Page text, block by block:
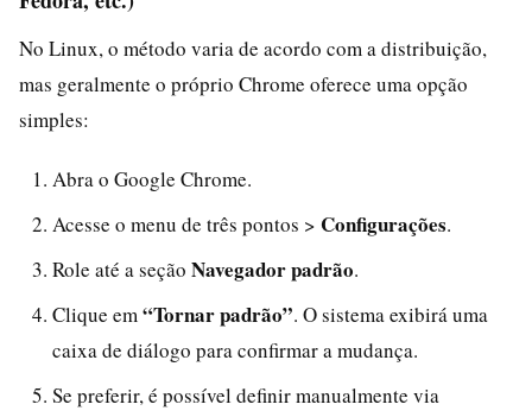
No Linux, o método varia de acordo com a distribuição,
mas geralmente o próprio Chrome oferece uma opção
simples:
Abra o Google Chrome.
Acesse o menu de três pontos > Configurações.
Role até a seção Navegador padrão.
Clique em “Tornar padrão”. O sistema exibirá uma
caixa de diálogo para confirmar a mudança.
Se preferir, é possível definir manualmente via